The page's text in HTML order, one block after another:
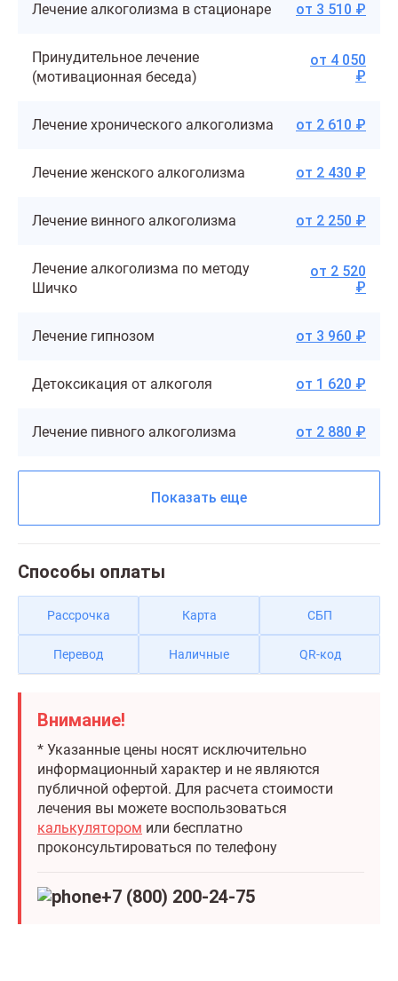
Лечение алкоголизма в стационаре от 3 510 ₽
Принудительное лечение
(мотивационная беседа)
от 4 050
₽
Лечение хронического алкоголизма от 2 610 ₽
Лечение женского алкоголизма от 2 430 ₽
Лечение винного алкоголизма от 2 250 ₽
Лечение алкоголизма по методу
Шичко
от 2 520
₽
Лечение гипнозом от 3 960 ₽
Детоксикация от алкоголя от 1 620 ₽
Лечение пивного алкоголизма от 2 880 ₽
Показать еще
Способы оплаты
Рассрочка Карта СБП
Перевод Наличные QR-код
Внимание!
* Указанные цены носят исключительно
информационный характер и не являются
публичной офертой. Для расчета стоимости
лечения вы можете воспользоваться
калькулятором или бесплатно
проконсультироваться по телефону
+7 (800) 200-24-75